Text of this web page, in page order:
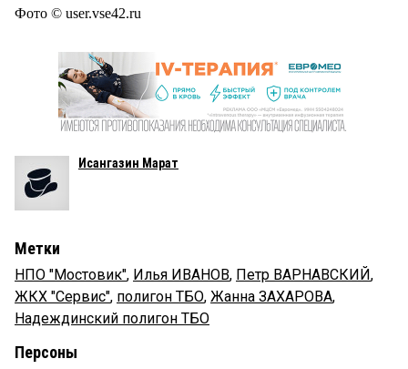
Фото © user.vse42.ru
Исангазин Марат
Метки
НПО "Мостовик", Илья ИВАНОВ, Петр ВАРНАВСКИЙ,
ЖКХ "Сервис", полигон ТБО, Жанна ЗАХАРОВА,
Надеждинский полигон ТБО
Персоны